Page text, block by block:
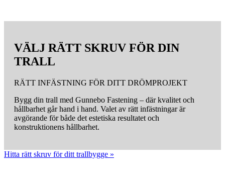
VÄLJ RÄTT SKRUV FÖR DIN
TRALL
RÄTT INFÄSTNING FÖR DITT DRÖMPROJEKT
Bygg din trall med Gunnebo Fastening – där kvalitet och
hållbarhet går hand i hand. Valet av rätt infästningar är
avgörande för både det estetiska resultatet och
konstruktionens hållbarhet.
Hitta rätt skruv för ditt trallbygge »